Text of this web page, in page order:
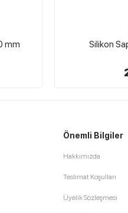
Tulip Etimo
Önemli Bilgiler
Hakkımızda
Teslimat Koşulları
Üyelik Sözleşmesi